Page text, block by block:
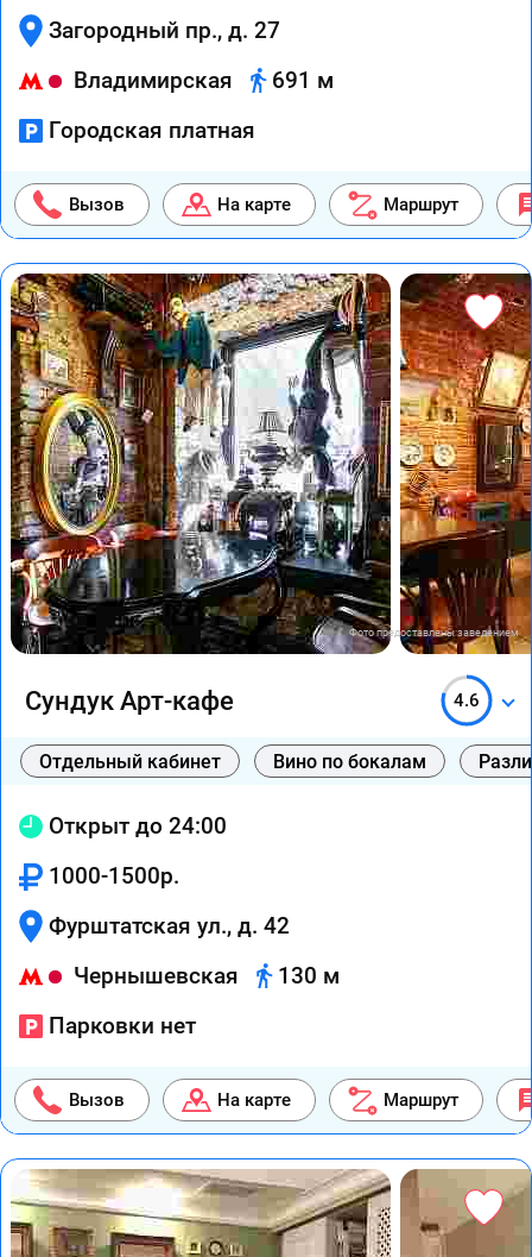
Загородный пр., д. 27
Владимирская
691 м
Городская платная
Вызов На карте Маршрут
Фото предоставлены заведением
Сундук Арт-кафе 4.6
Отдельный кабинет Вино по бокалам
Открыт до 24:00
1000-1500р.
Фурштатская ул., д. 42
Чернышевская
130 м
Парковки нет
Вызов На карте Маршрут